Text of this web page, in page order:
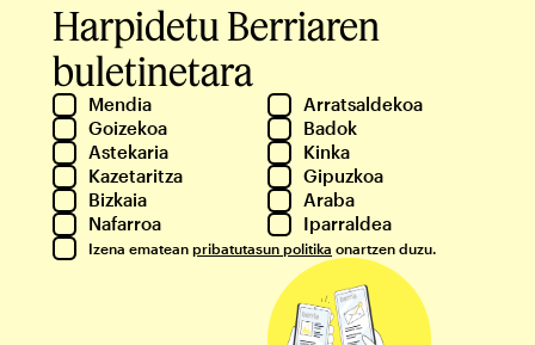
Harpidetu Berriaren
buletinetara
Mendia
Arratsaldekoa
Goizekoa
Badok
Astekaria
Kinka
Kazetaritza
Gipuzkoa
Bizkaia
Araba
Nafarroa
Iparraldea
Izena ematean pribatutasun politika onartzen duzu.